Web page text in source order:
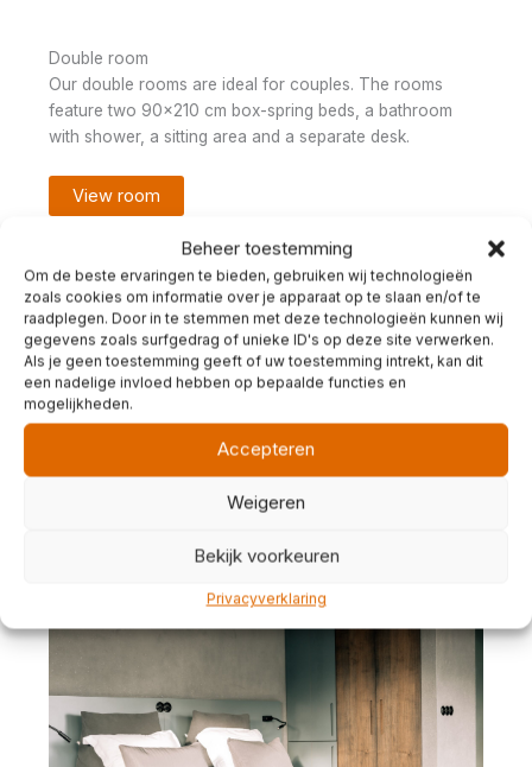
Beheer toestemming
Om de beste ervaringen te bieden, gebruiken wij technologieën
zoals cookies om informatie over je apparaat op te slaan en/of te
raadplegen. Door in te stemmen met deze technologieën kunnen wij
gegevens zoals surfgedrag of unieke ID's op deze site verwerken.
Als je geen toestemming geeft of uw toestemming intrekt, kan dit
een nadelige invloed hebben op bepaalde functies en
mogelijkheden.
Accepteren
Weigeren
Bekijk voorkeuren
Privacyverklaring
Double room
Our double rooms are ideal for couples. The rooms
feature two 90×210 cm box-spring beds, a bathroom
with shower, a sitting area and a separate desk.
View room